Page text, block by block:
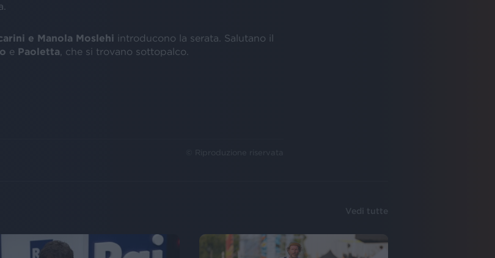
e Manola Moslehi introducono la serata. Salutano il
e Paoletta , che si trovano sottopalco.
© Riproduzione riservata
Vedi tutte